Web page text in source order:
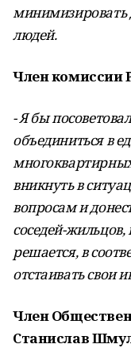
минимизировать
людей.
Член комиссии
- Я бы
объединиться в
вникнуть в
вопросам и
соседей-жильцов,
решается, в
отстаивать свои
Член
Станислав